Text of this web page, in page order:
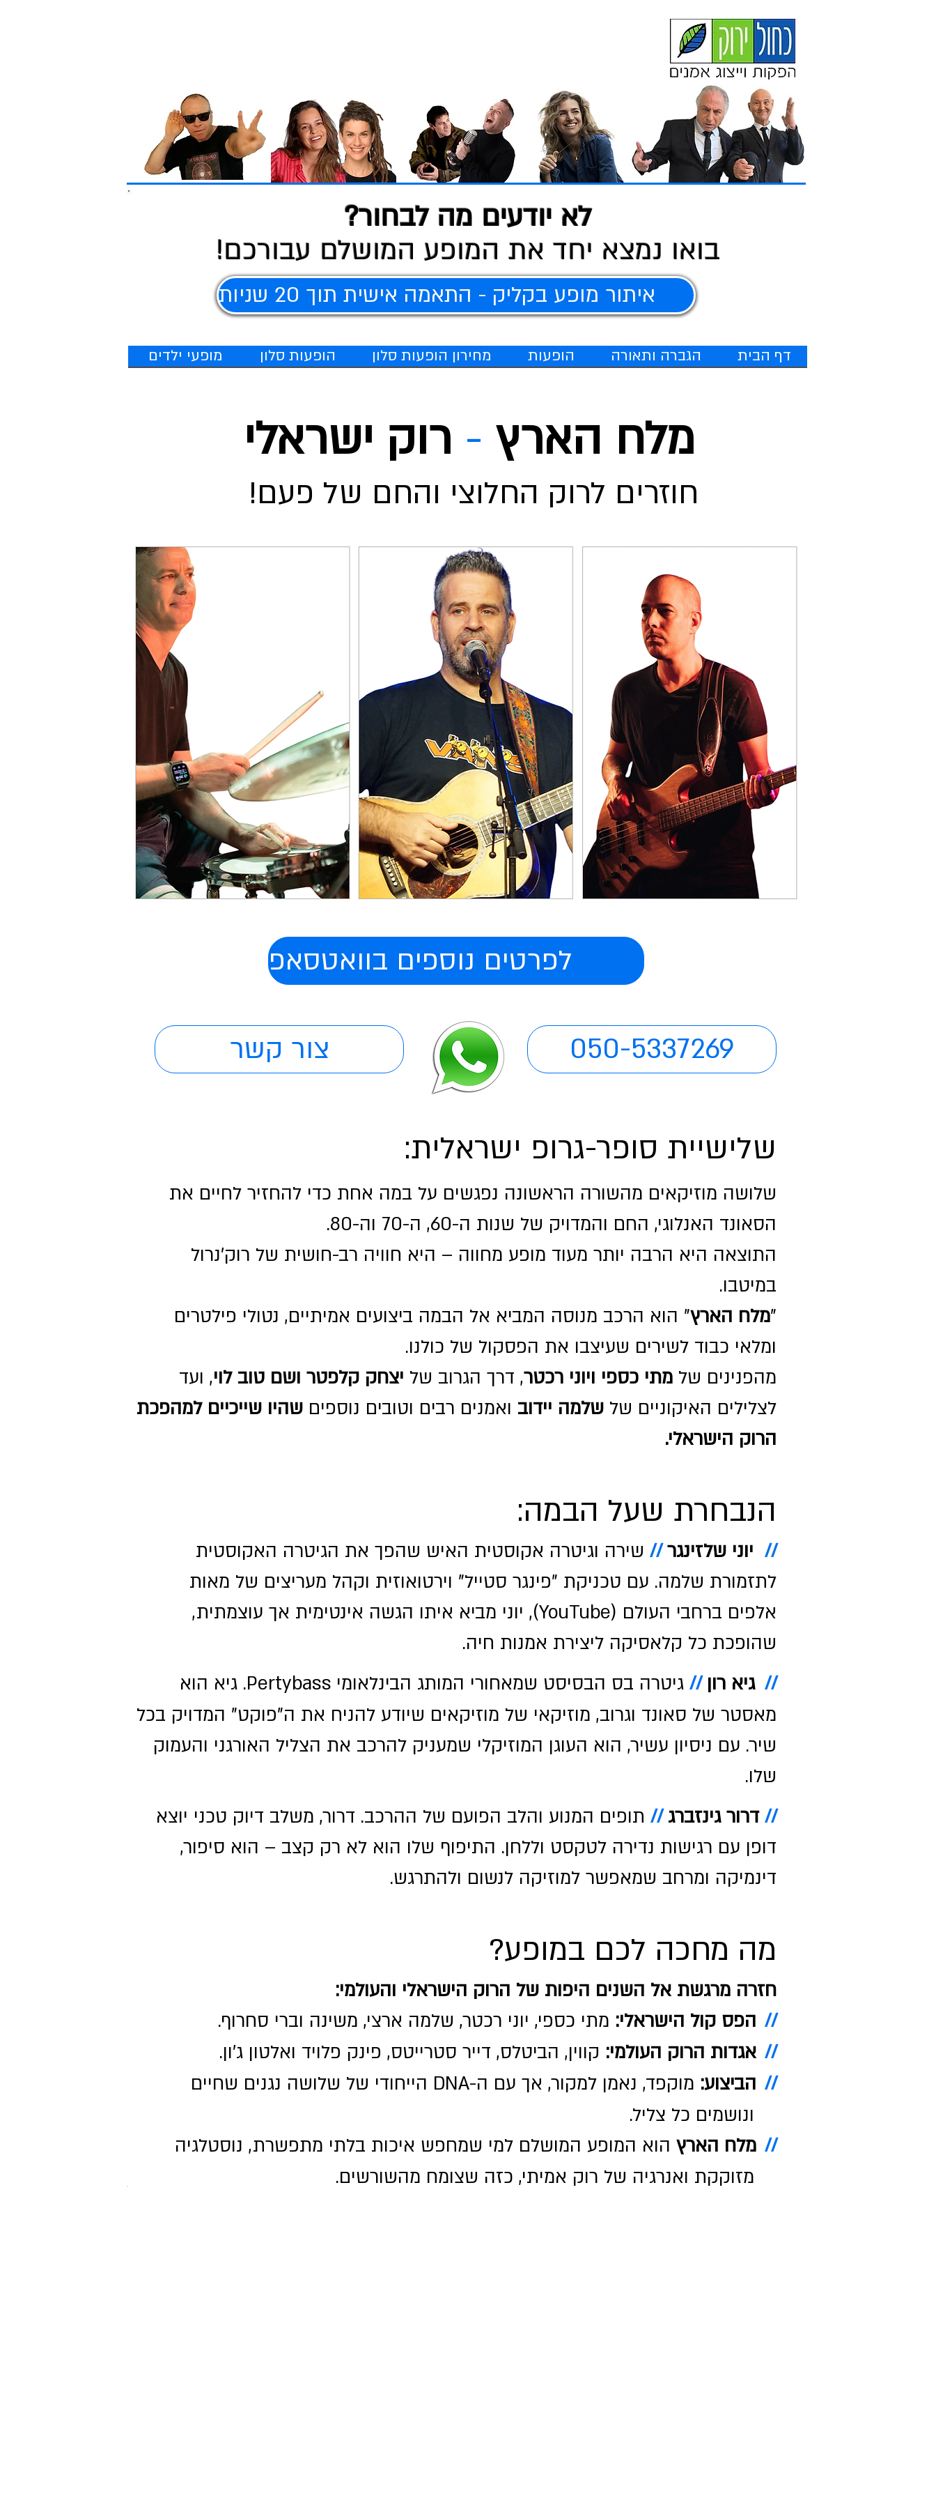
לא יודעים מה לבחור?
בואו נמצא יחד את המופע המושלם עבורכם!
איתור מופע בקליק - התאמה אישית תוך 20 שניות
מופעי ילדים הופעות סלון מחירון הופעות סלון הופעות הגברה ותאורה דף הבית
מלח הארץ - רוק ישראלי
לפרטים נוספים בוואטסאפ
צור קשר 050-5337269
שלישיית סופר-גרופ ישראלית:
שלושה מוזיקאים מהשורה הראשונה נפגשים על במה אחת כדי להחזיר לחיים את
הסאונד האנלוגי, החם והמדויק של שנות ה-60, ה-70 וה-80.
התוצאה היא הרבה יותר מעוד מופע מחווה – היא חוויה רב-חושית של רוק'נרול
במיטבו.
"מלח הארץ" הוא הרכב מנוסה המביא אל הבמה ביצועים אמיתיים, נטולי פילטרים
ומלאי כבוד לשירים שעיצבו את הפסקול של כולנו.
מהפנינים של מתי כספי ויוני רכטר, דרך הגרוב של יצחק קלפטר ושם טוב לוי, ועד
לצלילים האיקוניים של שלמה יידוב ואמנים רבים וטובים נוספים שהיו שייכיים למהפכת
הרוק הישראלי.
הנבחרת שעל הבמה:
// יוני שלזינגר// שירה וגיטרה אקוסטית האיש שהפך את הגיטרה האקוסטית
לתזמורת שלמה. עם טכניקת "פינגר סטייל" וירטואוזית וקהל מעריצים של מאות
אלפים ברחבי העולם (YouTube), יוני מביא איתו הגשה אינטימית אך עוצמתית,
שהופכת כל קלאסיקה ליצירת אמנות חיה.
// גיא רון//
גיטרה בס הבסיסט שמאחורי המותג הבינלאומי Pertybass. גיא הוא
מאסטר של סאונד וגרוב, מוזיקאי של מוזיקאים שיודע להניח את ה"פוקט" המדויק בכל
שיר. עם ניסיון עשיר, הוא העוגן המוזיקלי שמעניק להרכב את הצליל האורגני והעמוק
שלו.
//דרור גינזברג// תופים המנוע והלב הפועם של ההרכב. דרור, משלב דיוק טכני יוצא
דופן עם רגישות נדירה לטקסט וללחן. התיפוף שלו הוא לא רק קצב – הוא סיפור,
דינמיקה ומרחב שמאפשר למוזיקה לנשום ולהתרגש.
מה מחכה לכם במופע?
חזרה מרגשת אל השנים היפות של הרוק הישראלי והעולמי:
// הפס קול הישראלי: מתי כספי, יוני רכטר, שלמה ארצי, משינה וברי סחרוף.
// אגדות הרוק העולמי: קווין, הביטלס, דייר סטרייטס, פינק פלויד ואלטון ג'ון.
// הביצוע:
מוקפד, נאמן למקור, אך עם ה-DNA הייחודי של שלושה נגנים שחיים
ונושמים כל צליל.
// מלח הארץ הוא המופע המושלם למי שמחפש איכות בלתי מתפשרת, נוסטלגיה
מזוקקת ואנרגיה של רוק אמיתי, כזה שצומח מהשורשים.